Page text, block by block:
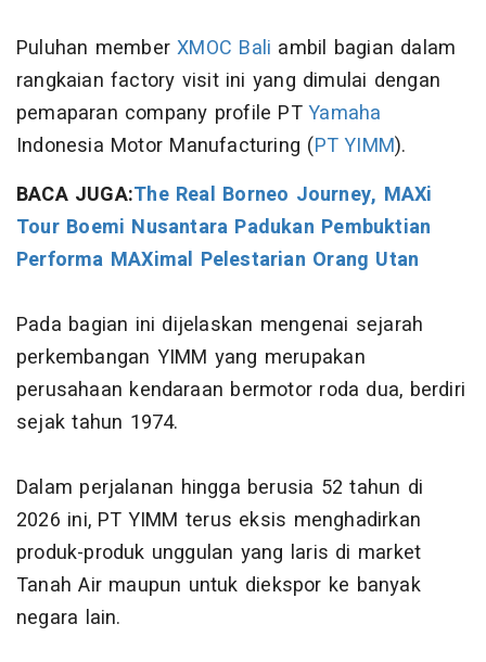
Puluhan memberXMOC Bali ambil bagian dalam
rangkaian factory visit ini yang dimulai dengan
pemaparan company profile PTYamaha
Indonesia Motor Manufacturing (PT YIMM).
BACA JUGA:The Real Borneo Journey, MAXi
Tour Boemi Nusantara Padukan Pembuktian
Performa MAXimal Pelestarian Orang Utan
Pada bagian ini dijelaskan mengenai sejarah
perkembangan YIMM yang merupakan
perusahaan kendaraan bermotor roda dua, berdiri
sejak tahun 1974.
Dalam perjalanan hingga berusia 52 tahun di
2026 ini, PT YIMM terus eksis menghadirkan
produk-produk unggulan yang laris di market
Tanah Air maupun untuk diekspor ke banyak
negara lain.